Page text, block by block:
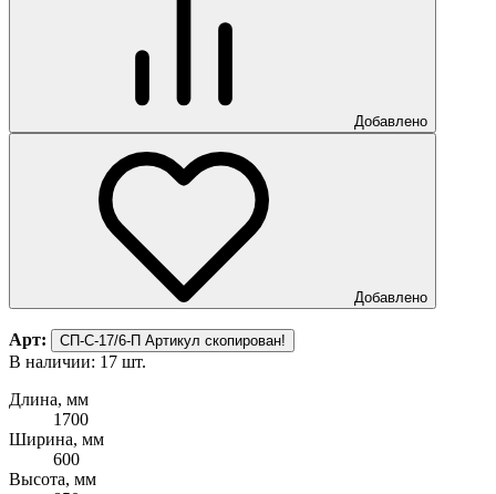
Добавлено
Добавлено
Арт: СП-С-17/6-П Артикул скопирован!
В наличии: 17 шт.
Длина, мм
1700
Ширина, мм
600
Высота, мм